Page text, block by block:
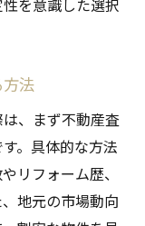
法
、まず不動産査
。具体的な方法
リフォーム歴、
地元の市場動向